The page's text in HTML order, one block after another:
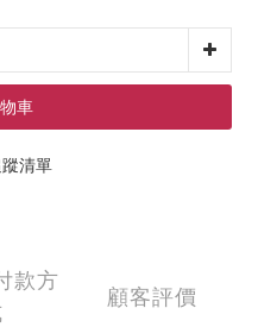
車
清單
款方
顧客評價